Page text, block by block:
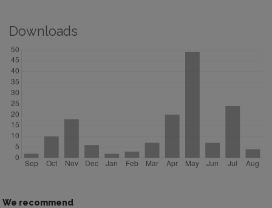
Downloads
We recommend